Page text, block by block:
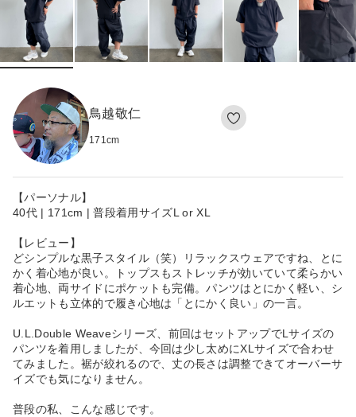
鳥越敬仁
171cm
【パーソナル】
40代 | 171cm | 普段着用サイズL or XL
【レビュー】
どシンプルな黒子スタイル（笑）リラックスウェアですね、とに
かく着心地が良い。トップスもストレッチが効いていて柔らかい
着心地、両サイドにポケットも完備。パンツはとにかく軽い、シ
ルエットも立体的で履き心地は「とにかく良い」の一言。
U.L.Double Weaveシリーズ、前回はセットアップでLサイズの
パンツを着用しましたが、今回は少し太めにXLサイズで合わせ
てみました。裾が絞れるので、丈の長さは調整できてオーバーサ
イズでも気になりません。
普段の私、こんな感じです。